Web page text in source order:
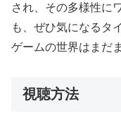
され、その多様性に
も、ぜひ気になるタ
ゲームの世界はまだ
視聴方法